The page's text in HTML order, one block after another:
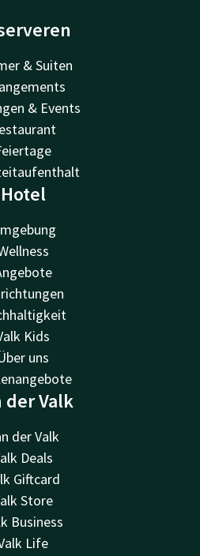
& Suiten
& Events
Hotel
Kids
uns
der Valk
der Valk
Deals
Giftcard
Store
Business
Life